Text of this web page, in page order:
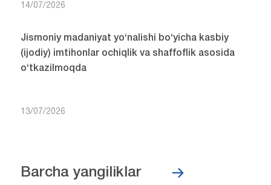
14/07/2026
Jismoniy madaniyat yo‘nalishi bo‘yicha kasbiy
(ijodiy) imtihonlar ochiqlik va shaffoflik asosida
o‘tkazilmoqda
13/07/2026
Barcha yangiliklar